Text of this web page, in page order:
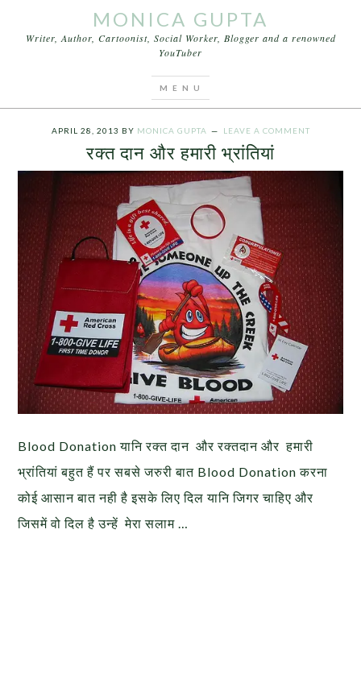
MONICA GUPTA
Writer, Author, Cartoonist, Social Worker, Blogger and a renowned
YouTuber
APRIL 28, 2013 BY MONICA GUPTA LEAVE A COMMENT
रक्त दान और हमारी भ्रांतियां
Blood Donation यानि रक्त दान और रक्तदान और हमारी
भ्रांतियां बहुत हैं पर सबसे जरुरी बात Blood Donation करना
कोई आसान बात नही है इसके लिए दिल यानि जिगर चाहिए और
जिसमें वो दिल है उन्हें मेरा सलाम …